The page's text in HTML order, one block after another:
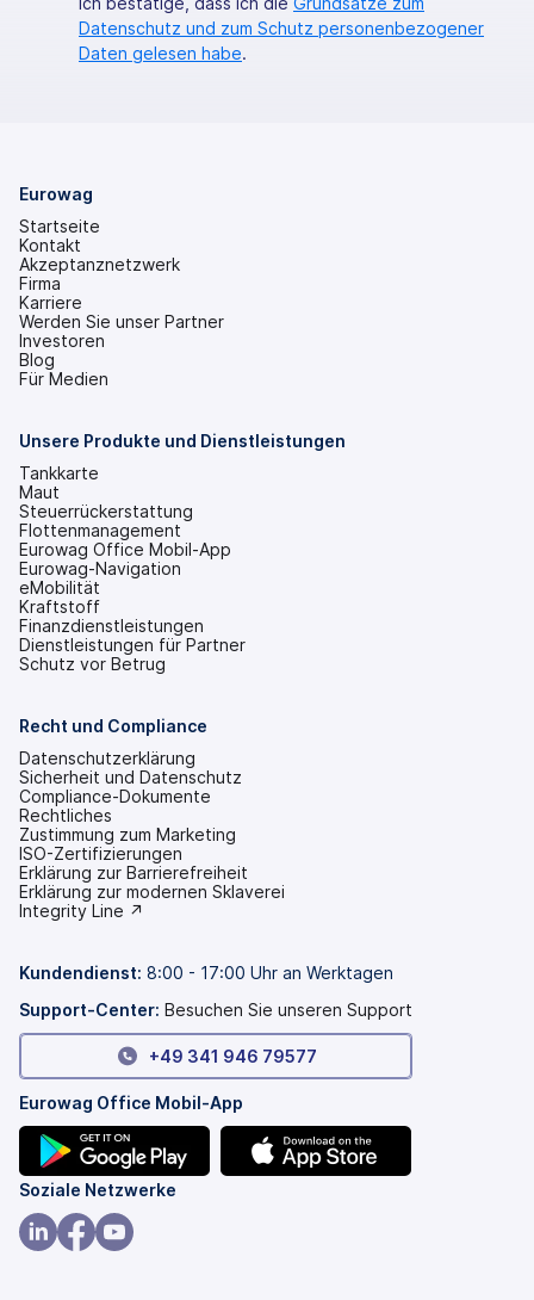
Datenschutz und zum Schutz personenbezogener
Daten gelesen habe.
Eurowag
Startseite
Kontakt
Akzeptanznetzwerk
Firma
Karriere
Werden Sie unser Partner
Investoren
(wird
in
Tab
Blog
Für Medien
Unsere Produkte und Dienstleistungen
Tankkarte
Maut
Steuerrückerstattung
Flottenmanagement
Eurowag Office Mobil-App
Eurowag-Navigation
eMobilität
Kraftstoff
Finanzdienstleistungen
Dienstleistungen für Partner
Schutz vor Betrug
Recht und Compliance
Datenschutzerklärung
Sicherheit und Datenschutz
Compliance-Dokumente
Rechtliches
Zustimmung zum Marketing
ISO-Zertifizierungen
Erklärung zur Barrierefreiheit
(wird
in
Tab
Erklärung zur modernen Sklaverei
(wird
neuen
geöffnet)
Integrity Line ↗
Kundendienst: 8:00 - 17:00 Uhr an Werktagen
Support-Center: Besuchen Sie unseren Support
+49 341 946 79577
Eurowag Office Mobil-App
(wird
in
einem
Soziale Netzwerke